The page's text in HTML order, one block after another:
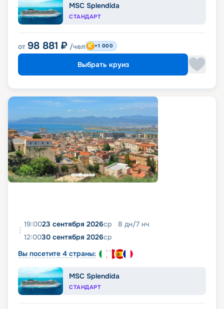
MSC Splendida
СТАНДАРТ
от 98 881 ₽ /чел +1 000
Выбрать круиз
19:0023 сентября 2026ср 8 дн/7 нч
12:0030 сентября 2026ср
Вы посетите 4 страны:
MSC Splendida
СТАНДАРТ